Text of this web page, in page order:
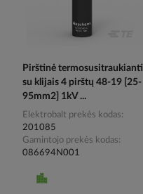
Pirštinė termosusitraukianti
su klijais 4 pirštų 48-19 [25-
95mm2] 1kV ...
Elektrobalt prekės kodas
201085
Gamintojo prekės kodas
086694N001